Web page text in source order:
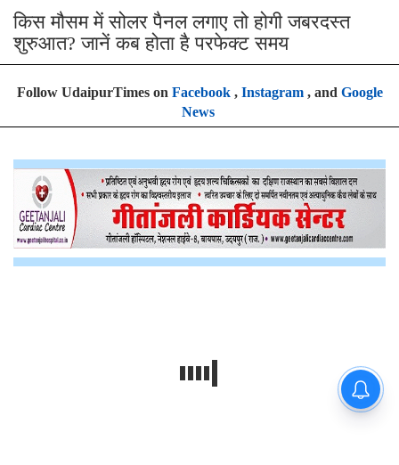
किस मौसम में सोलर पैनल लगाए तो होगी जबरदस्त
शुरुआत? जानें कब होता है परफेक्ट समय
Follow UdaipurTimes on Facebook, Instagram, and Google
News